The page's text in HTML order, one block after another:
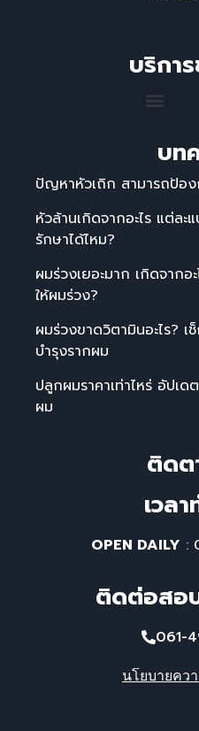
บริกา
บท
ปัญหาหัวเถิก สามารถป้อง
หัวล้านเกิดจากอะไร แต่ละ
รักษาได้ไหม?
ผมร่วงเยอะมาก เกิดจากอ
ให้ผมร่วง?
ผมร่วงขาดวิตามินอะไร?
บำรุงรากผม
ปลูกผมราคาเท่าไหร่ อัปเ
ผม
ติดต
เวล
OPEN DAILY :
ติดต่อสอ
061-
นโยบายคว